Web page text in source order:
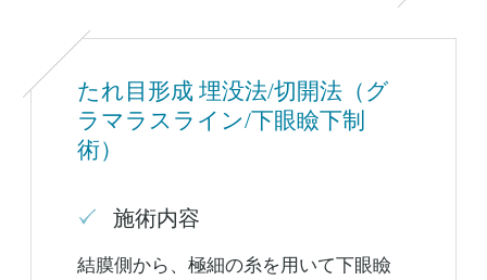
たれ目形成 埋没法/切開法（グ
ラマラスライン/下眼瞼下制
術）
施術内容
結膜側から、極細の糸を用いて下眼瞼